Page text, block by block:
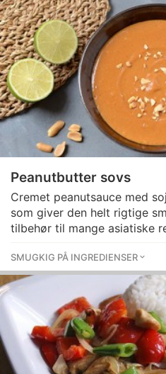
Peanutbutter sovs
Cremet peanutsauce med
som giver den helt rigtige
tilbehør til mange asiatiske
SMUGKIG PÅ INGREDIENSER